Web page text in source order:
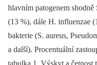
hlavním patogenem
(13 %), dále H. influenzae
bakterie (S. aureus,
a další). Procentuální
tabulka 1. Výskyt a četnost